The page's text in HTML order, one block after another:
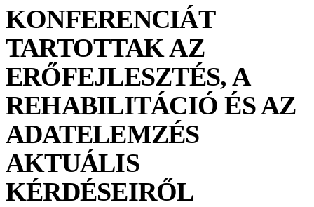
KONFERENCIÁT
TARTOTTAK AZ
ERŐFEJLESZTÉS, A
REHABILITÁCIÓ ÉS AZ
ADATELEMZÉS
AKTUÁLIS
KÉRDÉSEIRŐL